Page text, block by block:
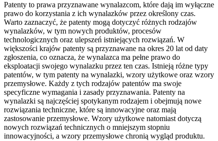
Patenty to prawa przyznawane wynalazcom, które dają im wyłączne
prawo do korzystania z ich wynalazków przez określony czas.
Warto zaznaczyć, że patenty mogą dotyczyć różnych rodzajów
wynalazków, w tym nowych produktów, procesów
technologicznych oraz ulepszeń istniejących rozwiązań. W
większości krajów patenty są przyznawane na okres 20 lat od daty
zgłoszenia, co oznacza, że wynalazca ma pełne prawo do
eksploatacji swojego wynalazku przez ten czas. Istnieją różne typy
patentów, w tym patenty na wynalazki, wzory użytkowe oraz wzory
przemysłowe. Każdy z tych rodzajów patentów ma swoje
specyficzne wymagania i zasady przyznawania. Patenty na
wynalazki są najczęściej spotykanym rodzajem i obejmują nowe
rozwiązania techniczne, które są innowacyjne oraz mają
zastosowanie przemysłowe. Wzory użytkowe natomiast dotyczą
nowych rozwiązań technicznych o mniejszym stopniu
innowacyjności, a wzory przemysłowe chronią wygląd produktu.